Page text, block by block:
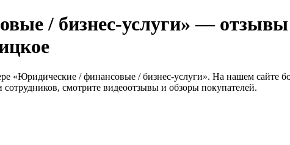
/ бизнес-услуги» — отзывы
«Юридические / финансовые / бизнес-услуги». На нашем сайте
смотрите видеоотзывы и обзоры покупателей.